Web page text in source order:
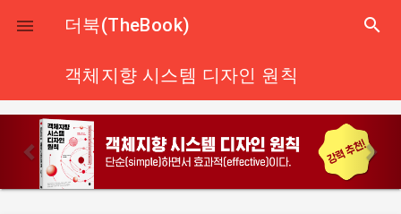
close
 더북(TheBook) search
객체지향 시스템 디자인 원칙
p
r
e